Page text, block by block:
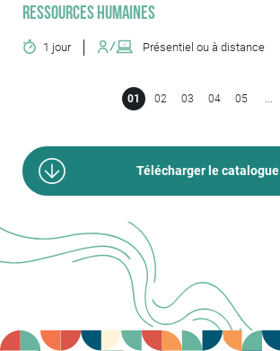
Ressources humaines
1 jour Présentiel ou à distance
01 02 03 04 05 ...
Télécharger le catalogue